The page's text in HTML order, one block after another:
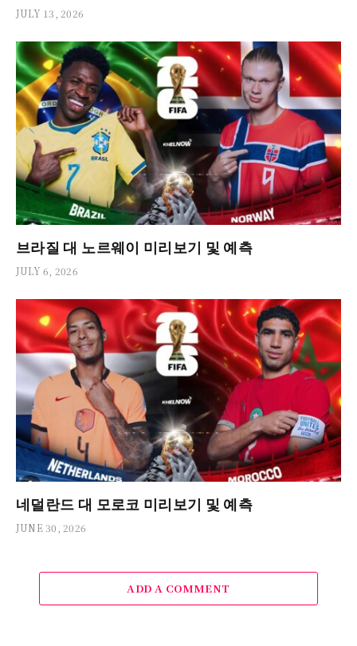
JULY 13, 2026
브라질 대 노르웨이 미리보기 및 예측
JULY 6, 2026
네덜란드 대 모로코 미리보기 및 예측
JUNE 30, 2026
ADD A COMMENT